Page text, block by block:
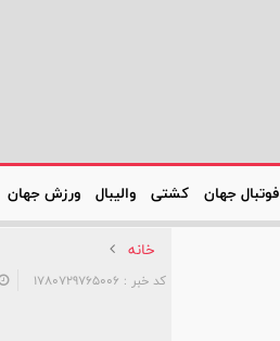
فوتبال جهان کشتی والیبال ورزش جهان
خانه
کد خبر : 1780729765006